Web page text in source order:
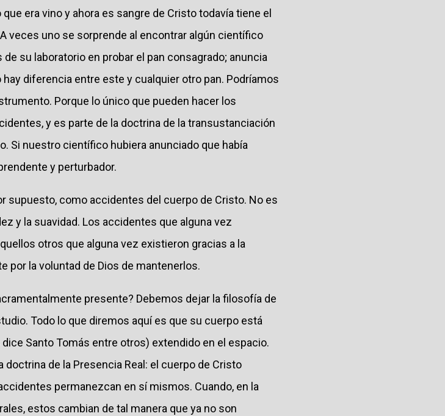
era vino y ahora es sangre de Cristo todavía tiene el
veces uno se sorprende al encontrar algún científico
su laboratorio en probar el pan consagrado; anuncia
diferencia entre este y cualquier otro pan. Podríamos
Porque lo único que pueden hacer los
y es parte de la doctrina de la transustanciación
Si nuestro científico hubiera anunciado que había
y perturbador.
supuesto, como accidentes del cuerpo de Cristo. No es
y la suavidad. Los accidentes que alguna vez
otros que alguna vez existieron gracias a la
por la voluntad de Dios de mantenerlos.
presente? Debemos dejar la filosofía de
Todo lo que diremos aquí es que su cuerpo está
Santo Tomás entre otros) extendido en el espacio.
de la Presencia Real: el cuerpo de Cristo
permanezcan en sí mismos. Cuando, en la
estos cambian de tal manera que ya no son